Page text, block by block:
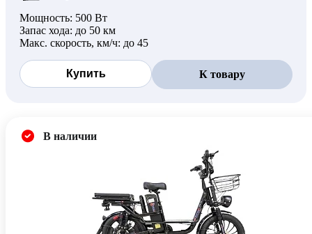
Мощность: 500 Вт
Запас хода: до 50 км
Макс. скорость, км/ч: до 45
Купить К товару
В наличии